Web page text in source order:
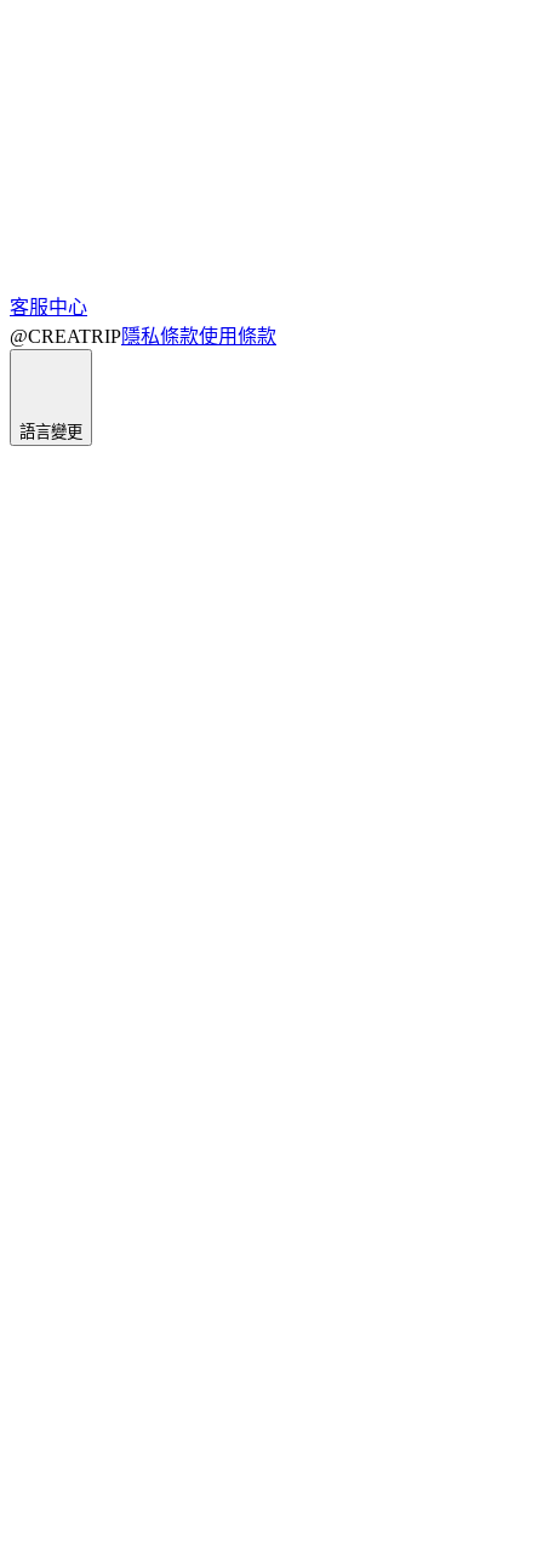
客服中心
@CREATRIP隱私條款使用條款
語言變更